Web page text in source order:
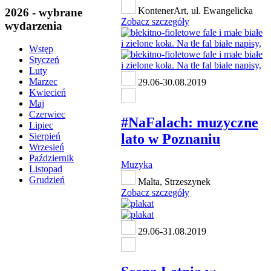
2026 - wybrane
wydarzenia
Wstęp
Styczeń
Luty
Marzec
Kwiecień
Maj
Czerwiec
Lipiec
Sierpień
Wrzesień
Październik
Listopad
Grudzień
KontenerArt, ul. Ewangelicka
Zobacz szczegóły
29.06-30.08.2019
#NaFalach: muzyczne
lato w Poznaniu
Muzyka
Malta, Strzeszynek
Zobacz szczegóły
29.06-31.08.2019